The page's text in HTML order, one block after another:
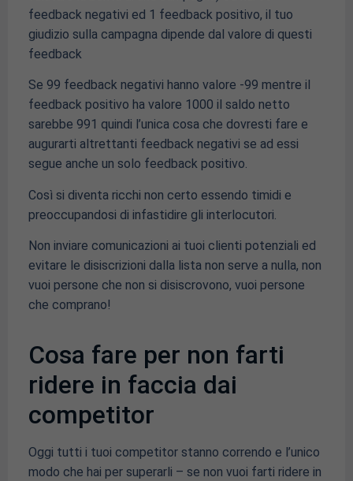
feedback negativi ed 1 feedback positivo, il tuo
giudizio sulla campagna dipende dal valore di questi
feedback
Se 99 feedback negativi hanno valore -99 mentre il
feedback positivo ha valore 1000 il saldo netto
sarebbe 991 quindi l’unica cosa che dovresti fare e
augurarti altrettanti feedback negativi se ad essi
segue anche un solo feedback positivo.
Così si diventa ricchi non certo essendo timidi e
preoccupandosi di infastidire gli interlocutori.
Non inviare comunicazioni ai tuoi clienti potenziali ed
evitare le disiscrizioni dalla lista non serve a nulla, non
vuoi persone che non si disiscrovono, vuoi persone
che comprano!
Cosa fare per non farti
ridere in faccia dai
competitor
Oggi tutti i tuoi competitor stanno correndo e l’unico
modo che hai per superarli – se non vuoi farti ridere in